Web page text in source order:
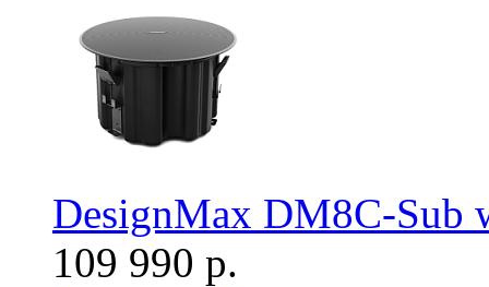
DesignMax DM8C-Sub
109 990 р.